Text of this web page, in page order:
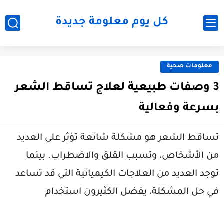
كل يوم معلومة جديدة
معلومات صحية
3 وصفات طبيعية لعلاج تساقط الشعر
بسرعة وفعالية
تساقط الشعر هو مشكلة شائعة تؤثر على العديد
من الأشخاص، وتسبب القلق والاضطراب. بينما
توجد العديد من العلاجات الكيميائية التي قد تساعد
في حل المشكلة، يفضل الكثيرون استخدام